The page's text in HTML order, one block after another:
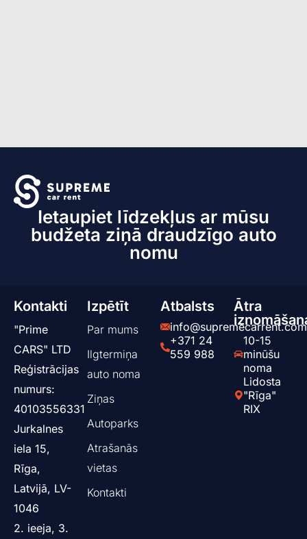
Ietaupiet līdzekļus ar mūsu
budžeta ziņā draudzīgo auto
nomu
Kontakti
"Prime
CARS" LTD
Reģistrācijas
numurs:
40103556331
Jurkalnes
iela 15,
Rīga,
Latvijā, LV-
1046
2. ieeja, 3.
Izpētīt
Par mums
Ilgtermiņa
auto noma
Ziņas
Аutoparks
Atrašanās
vietas
Kontakti
Atbalsts
info@supremecarrent.com
+371 24
559 988
Ātra
10-15
minūšu
noma
Lidosta
"Rīga"
RIX